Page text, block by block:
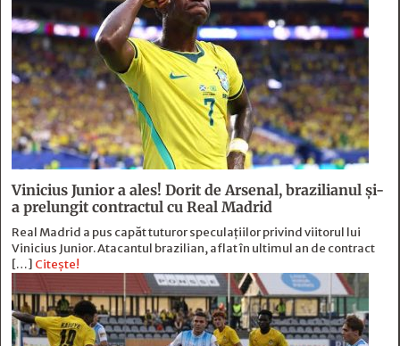
Vinicius Junior a ales! Dorit de Arsenal, brazilianul și-
a prelungit contractul cu Real Madrid
Real Madrid a pus capăt tuturor speculațiilor privind viitorul lui
Vinicius Junior. Atacantul brazilian, aflat în ultimul an de contract
[…] Citește!